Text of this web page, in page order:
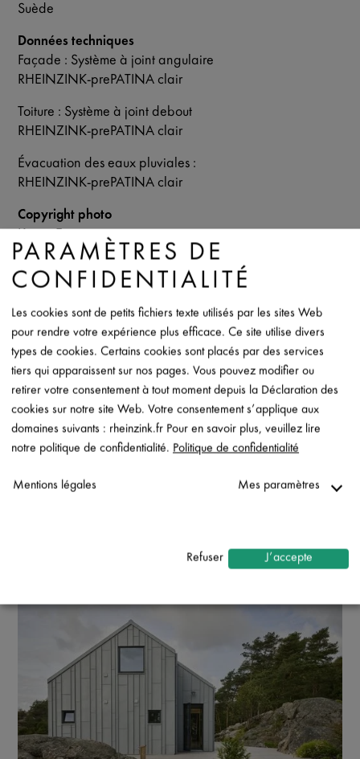
Suède
Données techniques
Façade : Système à joint angulaire
RHEINZINK-prePATINA clair
Toiture : Système à joint debout
RHEINZINK-prePATINA clair
Évacuation des eaux pluviales :
RHEINZINK-prePATINA clair
Copyright photo
Fiche de donées
PARAMÈTRES DE
CONFIDENTIALITÉ
Les cookies sont de petits fichiers texte utilisés par les sites Web
pour rendre votre expérience plus efficace. Ce site utilise divers
types de cookies. Certains cookies sont placés par des services
tiers qui apparaissent sur nos pages. Vous pouvez modifier ou
retirer votre consentement à tout moment depuis la Déclaration des
cookies sur notre site Web. Votre consentement s’applique aux
domaines suivants : rheinzink.fr Pour en savoir plus, veuillez lire
notre politique de confidentialité. Politique de confidentialité
Mentions légales Mes paramètres
services
Activer ou désactiver tous les services
Utilisez ce commutateur pour activer ou désactiver tous les
services.
Refuser J’accepte